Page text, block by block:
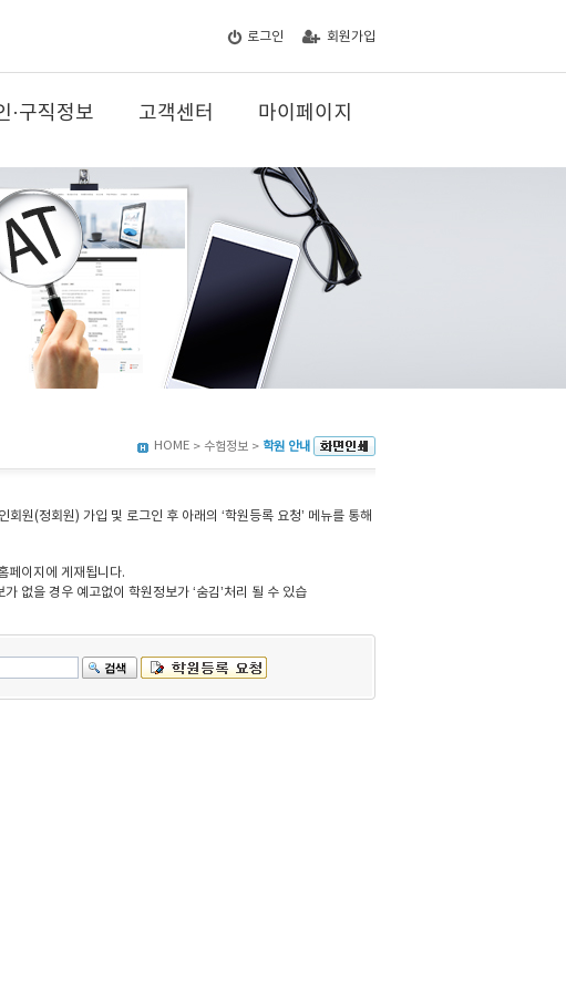
로그인 회원가입
·구직정보 고객센터 마이페이지
HOME > 수험정보 > 학원 안내
원(정회원) 가입 및 로그인 후 아래의 ‘학원등록 요청’ 메뉴를 통해
페이지에 게재됩니다.
없을 경우 예고없이 학원정보가 ‘숨김’처리 될 수 있습